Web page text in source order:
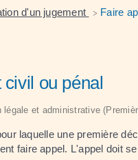
d'un jugement > Faire
civil ou pénal
légale et administrative
laquelle une première
faire appel. L'appel doit